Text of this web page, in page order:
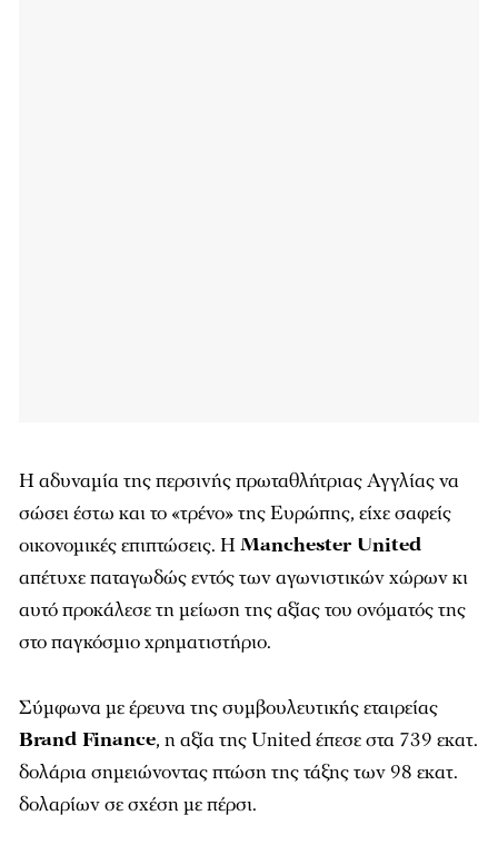
Η αδυναμία της περσινής πρωταθλήτριας Αγγλίας να
σώσει έστω και το «τρένο» της Ευρώπης, είχε σαφείς
οικονομικές επιπτώσεις. ΗManchester United
απέτυχε παταγωδώς εντός των αγωνιστικών χώρων κι
αυτό προκάλεσε τη μείωση της αξίας του ονόματός της
στο παγκόσμιο χρηματιστήριο.
Σύμφωνα με έρευνα της συμβουλευτικής εταιρείας
Brand Finance, η αξία της United έπεσε στα 739 εκατ.
δολάρια σημειώνοντας πτώση της τάξης των 98 εκατ.
δολαρίων σε σχέση με πέρσι.